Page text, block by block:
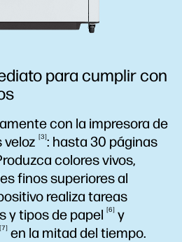
para cumplir con
con la impresora de
veloz 3 : hasta 30 páginas
colores vivos,
finos superiores al
realiza tareas
y tipos de papel 6
y
7 en la mitad del tiempo.